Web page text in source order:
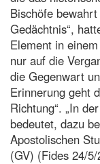
Bischöfe
Gedächtnis“,
Element in
nur auf die
die Gegenwart
Erinnerung geht
Richtung“. „In
bedeutet, dazu
Apostolischen
(GV) (Fides 24/5/